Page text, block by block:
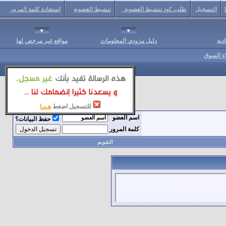
للتسجيل اضغط هـنـا
التسجيل طلب كود تنشيط العضوية تنشيط العضوية استعادة كلمة المرور
دليل مزودي المعلومات مواقع غير مرخص لها
السوق
اسم العضو
حفظ البيانات؟
كلمة المرور
التقويم